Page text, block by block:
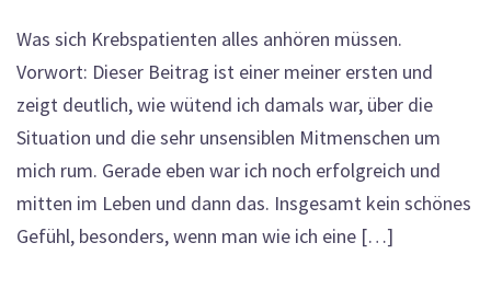
Was sich Krebspatienten alles anhören müssen.
Vorwort: Dieser Beitrag ist einer meiner ersten und
zeigt deutlich, wie wütend ich damals war, über die
Situation und die sehr unsensiblen Mitmenschen um
mich rum. Gerade eben war ich noch erfolgreich und
mitten im Leben und dann das. Insgesamt kein schönes
Gefühl, besonders, wenn man wie ich eine […]